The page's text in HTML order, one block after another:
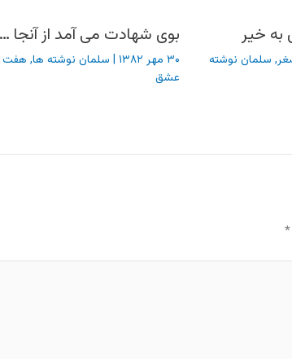
به خیر
, سلمان نوشته
بوی شهادت می آمد از آنجا …
۳۰ مهر ۱۳۸۲ | سلمان نوشته ها, هفت
عشق
*